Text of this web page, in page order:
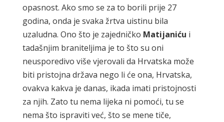
opasnost. Ako smo se za to borili prije 27
godina, onda je svaka žrtva uistinu bila
uzaludna. Ono što je zajedničko Matijaniću i
tadašnjim braniteljima je to što su oni
neusporedivo više vjerovali da Hrvatska može
biti pristojna država nego li će ona, Hrvatska,
ovakva kakva je danas, ikada imati pristojnosti
za njih. Zato tu nema lijeka ni pomoći, tu se
nema što ispraviti već, što se mene tiče,